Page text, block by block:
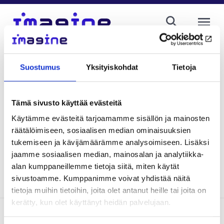
Suostumus Yksityiskohdat Tietoja
Tämä sivusto käyttää evästeitä
Käytämme evästeitä tarjoamamme sisällön ja mainosten
räätälöimiseen, sosiaalisen median ominaisuuksien
tukemiseen ja kävijämäärämme analysoimiseen. Lisäksi
jaamme sosiaalisen median, mainosalan ja analytiikka-
alan kumppaneillemme tietoja siitä, miten käytät
sivustoamme. Kumppanimme voivat yhdistää näitä
tietoja muihin tietoihin, joita olet antanut heille tai joita on
kerätty, kun olet käyttänyt heidän palvelujaan.
Adjunct Professor, University of Helsinki
firstname.lastname@helsinki.fi
Kirjoittajan blogeja